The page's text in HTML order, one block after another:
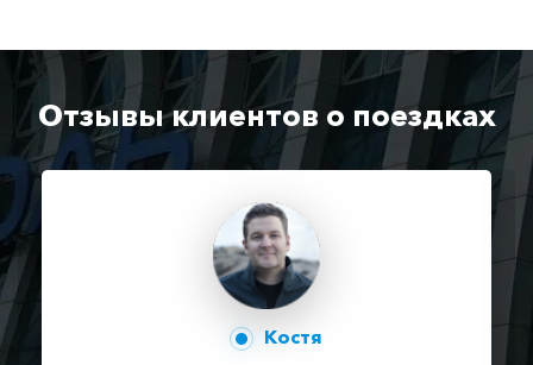
Отзывы клиентов о поездках
Костя